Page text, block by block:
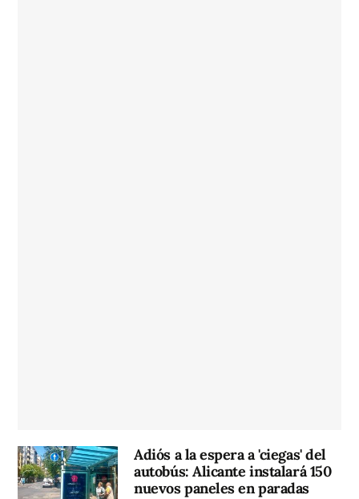
Adiós a la espera a 'ciegas' del
autobús: Alicante instalará 150
nuevos paneles en paradas